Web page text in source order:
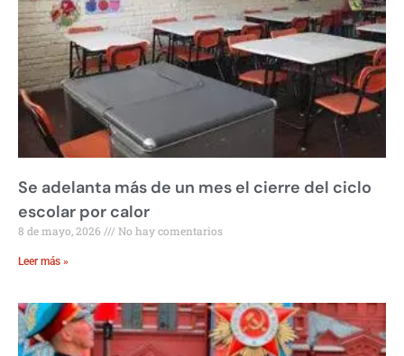
Se adelanta más de un mes el cierre del ciclo
escolar por calor
8 de mayo, 2026 No hay comentarios
Leer más »